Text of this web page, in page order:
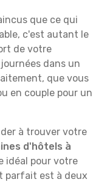
que ce qui
c'est autant le
de votre
dans un
que vous
en couple pour un
à trouver votre
d'hôtels à
idéal pour votre
parfait est à deux